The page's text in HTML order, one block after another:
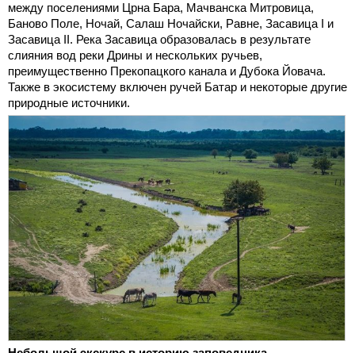
между поселениями Црна Бара, Мачванска Митровица,
Баново Поле, Ночай, Салаш Ночайски, Равне, Засавица I и
Засавица II. Река Засавица образовалась в результате
слияния вод реки Дрины и нескольких ручьев,
преимущественно Прекопацкого канала и Дубока Йовача.
Также в экосистему включен ручей Батар и некоторые другие
природные источники.